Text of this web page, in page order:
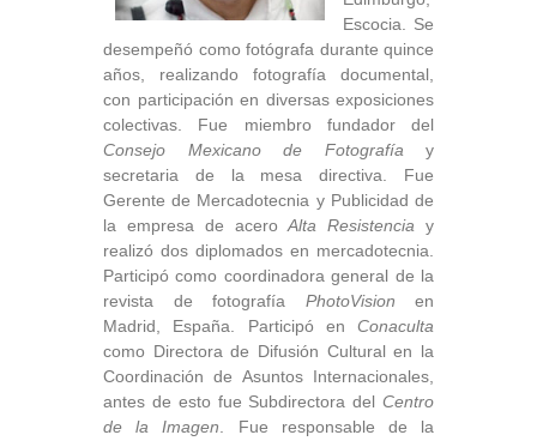
Escocia. Se
desempeñó como fotógrafa durante quince
años, realizando fotografía documental,
con participación en diversas exposiciones
colectivas. Fue miembro fundador del
Consejo Mexicano de Fotografía y
secretaria de la mesa directiva. Fue
Gerente de Mercadotecnia y Publicidad de
la empresa de aceroAlta Resistencia y
realizó dos diplomados en mercadotecnia.
Participó como coordinadora general de la
revista de fotografía PhotoVision en
Madrid, España. Participó en Conaculta
como Directora de Difusión Cultural en la
Coordinación de Asuntos Internacionales,
antes de esto fue Subdirectora del Centro
de la Imagen . Fue responsable de la